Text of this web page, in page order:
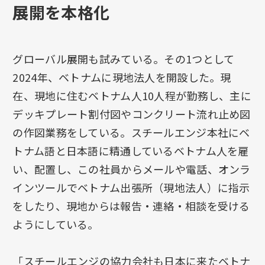
展開を本格化
グローバル展開も試みている。その1つとして
2024年、ベトナムに現地法人を開設した。現
在、現地に住むベトナム人10人程が勤務し、主に
デッキプレート割付図やコンクリート流れ止め図
の作図業務をしている。スチールエンジ本社にベ
トナム語と日本語に精通しているベトナム人を雇
い、配置し、この社員からメールや電話、オンラ
インツールでベトナム出張所（現地法人）に指示
をしたり、現地からは報告・連絡・相談を受ける
ようにしている。
「スチールエンジの協力会社も日本に来たベトナ